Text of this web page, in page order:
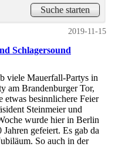
2019-11-15
Schlagersound
viele Mauerfall-Partys in
am Brandenburger Tor,
etwas besinnlichere Feier
Steinmeier und
wurde hier in Berlin
gefeiert. Es gab da
So auch in der